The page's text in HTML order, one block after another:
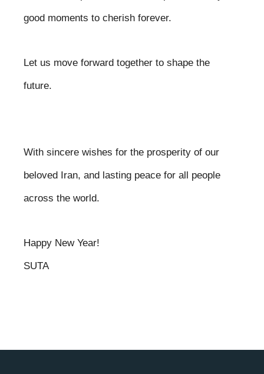
good moments to cherish forever.
Let us move forward together to shape the
future.
With sincere wishes for the prosperity of our
beloved Iran, and lasting peace for all people
across the world.
Happy New Year!
SUTA